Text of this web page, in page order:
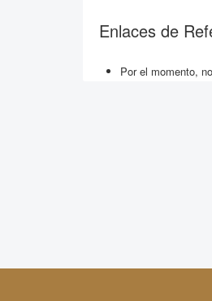
Enlaces de
Por el momento,